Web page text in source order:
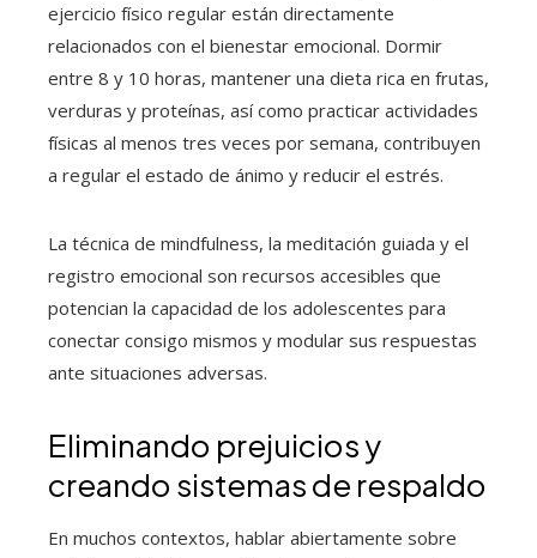
ejercicio físico regular están directamente
relacionados con el bienestar emocional. Dormir
entre 8 y 10 horas, mantener una dieta rica en frutas,
verduras y proteínas, así como practicar actividades
físicas al menos tres veces por semana, contribuyen
a regular el estado de ánimo y reducir el estrés.
La técnica de mindfulness, la meditación guiada y el
registro emocional son recursos accesibles que
potencian la capacidad de los adolescentes para
conectar consigo mismos y modular sus respuestas
ante situaciones adversas.
Eliminando prejuicios y
creando sistemas de respaldo
En muchos contextos, hablar abiertamente sobre